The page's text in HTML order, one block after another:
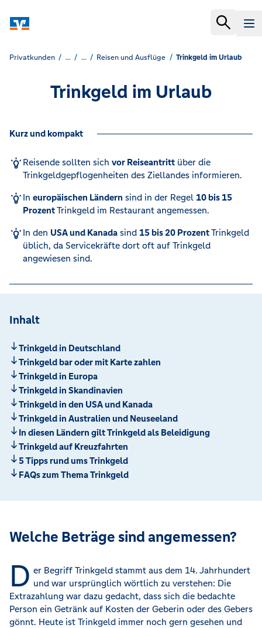
Privatkunden ... ... Reisen und Ausflüge Trinkgeld im Urlaub
Trinkgeld im Urlaub
Kurz und kompakt
Reisende sollten sich vor Reiseantrittüber die
Trinkgeldgepflogenheiten des Ziellandes informieren.
In europäischen Ländern sind in der Regel 10 bis 15
ProzentTrinkgeld im Restaurant angemessen.
In den USA und Kanadasind 15 bis 20 ProzentTrinkgeld
üblich, da Servicekräfte dort oft auf Trinkgeld
angewiesen sind.
Inhalt
Trinkgeld in Deutschland
Trinkgeld bar oder mit Karte zahlen
Trinkgeld in Europa
Trinkgeld in Skandinavien
Trinkgeld in den USA und Kanada
Trinkgeld in Australien und Neuseeland
In diesen Ländern gilt Trinkgeld als Beleidigung
Trinkgeld auf Kreuzfahrten
5 Tipps rund ums Trinkgeld
FAQs zum Thema Trinkgeld
Welche Beträge sind angemessen?
D er Begriff Trinkgeld stammt aus dem 14. Jahrhundert
und war ursprünglich wörtlich zu verstehen: Die
Extrazahlung war dazu gedacht, dass sich die bedachte
Person ein Getränk auf Kosten der Geberin oder des Gebers
gönnt. Heute ist Trinkgeld immer noch gern gesehen und